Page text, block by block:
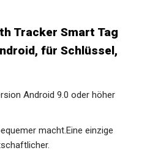
Tracker Smart Tag
für Schlüssel,
Android 9.0 oder höher
macht.Eine einzige